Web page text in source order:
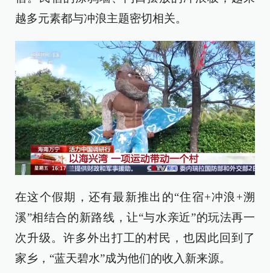
越多元素都与冲浪主题密切相关。
在这个假期，还有最新推出的“住宿+冲浪+溯
溪”相结合的新路线，让“与水亲近”的玩法再一
次升级。许多外出打工的村民，也因此回到了
家乡，“蓝天碧水”成为他们的收入新来源。